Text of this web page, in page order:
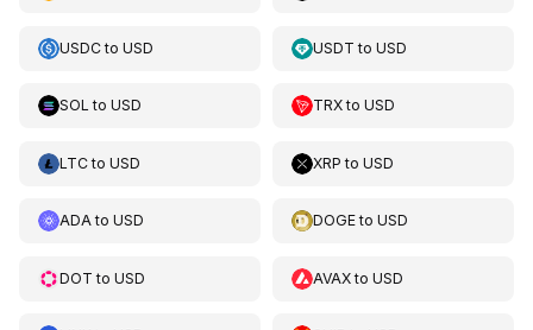
USDCto USD USDT toUSD
SOL to USD TRXtoUSD
LTCto USD XRP toUSD
ADAto USD DOGEtoUSD
DOT to USD AVAXtoUSD